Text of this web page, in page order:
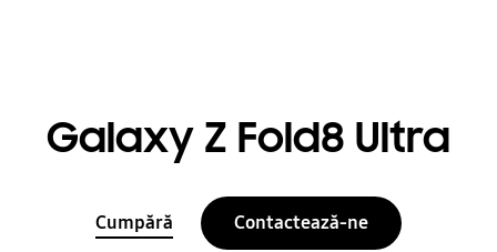
Galaxy Z Fold8 Ultra
Cumpără Contactează-ne